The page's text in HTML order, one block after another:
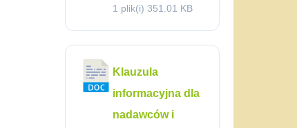
1 plik(i) 351.01 KB
Klauzula
informacyjna dla
nadawców i